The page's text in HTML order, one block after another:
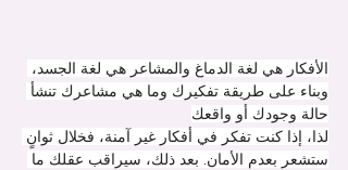
الأفكار هي لغة الدماغ والمشاعر هي لغة الجسد،
وبناء على طريقة تفكيرك وما هي مشاعرك تنشأ
حالة وجودك أو واقعك
لذا، إذا كنت تفكر في أفكار غير آمنة، فخلال ثوانٍ
ستشعر بعدم الأمان. بعد ذلك، سيراقب عقلك ما